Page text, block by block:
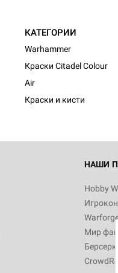
КАТЕГОРИИ
Warhammer
Краски Citadel Colour
Air
Краски и кисти
НАШИ
Hobby
Игрокон
Мир
Берсерк